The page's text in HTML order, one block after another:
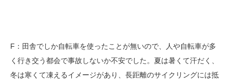
F：田舎でしか自転車を使ったことが無いので、人や自転車が多
く行き交う都会で事故しないか不安でした。夏は暑くて汗だく、
冬は寒くて凍えるイメージがあり、長距離のサイクリングには抵